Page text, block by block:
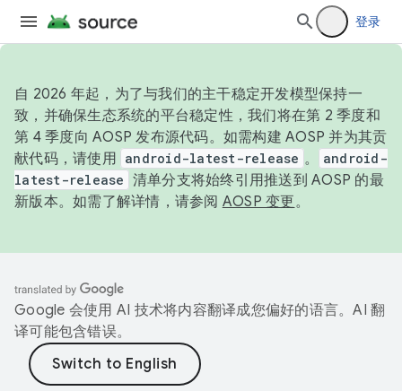
登录
自 2026 年起，为了与我们的主干稳定开发模型保持一
致，并确保生态系统的平台稳定性，我们将在第 2 季度和
第 4 季度向 AOSP 发布源代码。如需构建 AOSP 并为其贡
献代码，请使用 android-latest-release 。
android-
latest-release 清单分支将始终引用推送到 AOSP 的最
新版本。如需了解详情，请参阅 AOSP 变更。
Google 会使用 AI 技术将内容翻译成您偏好的语言。AI 翻
译可能包含错误。